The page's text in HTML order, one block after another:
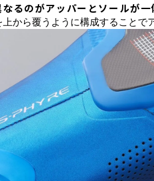
るのがアッパーとソールが
から覆うように構成すること